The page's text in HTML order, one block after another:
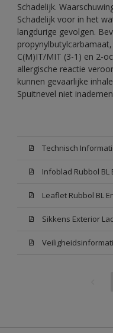
Schadelijk.
Schadelijk voor in het
langdurige gevolgen.
C(M)IT/MIT (3-1) en 2-
allergische reactie
kunnen gevaarlijke
Spuitnevel niet
Infoblad Rubbol BL
Leaflet Rubbol BL